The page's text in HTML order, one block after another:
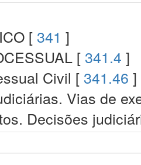
[ 341 ]
[ 341.4 ]
Civil [ 341.46 ]
Vias de
Decisões